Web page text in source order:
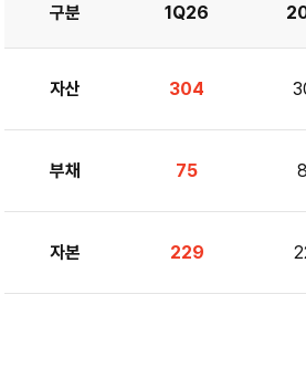
구분 1Q26
자산 304
부채 75
자본 229